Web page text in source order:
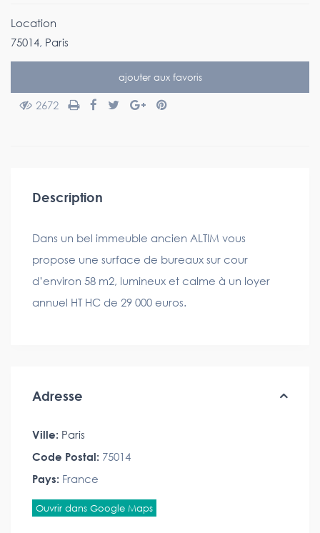
Location
75014, Paris
ajouter aux favoris
2672
Description
Dans un bel immeuble ancien ALTIM vous
propose une surface de bureaux sur cour
d’environ 58 m2, lumineux et calme à un loyer
annuel HT HC de 29 000 euros.
Adresse
Ville: Paris
Code Postal: 75014
Pays: France
Ouvrir dans Google Maps